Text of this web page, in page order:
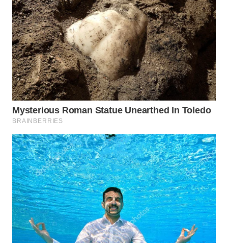
WN
MADURA
WN
SURABAYA
WN
NATUNA
WN
BINTAN
WN
MANDALIKA
WN
LIKUPANG